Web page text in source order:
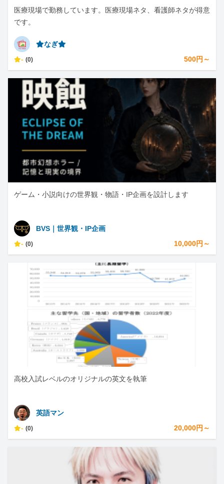
医療現場で勤務しています。医療現場ネタ、看護師ネタが得意
です。
⭐︎なぎ⭐︎
- (0) 500円～
ゲーム・小説向けの世界観・物語・IP企画を設計します
BVS｜世界観・IP企画
- (0) 10,000円～
高校入試レベルのオリジナルの英文を執筆
英語マン
- (0) 20,000円～